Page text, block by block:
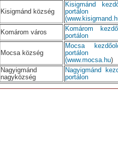
Kisigmánd község
Kisigmánd
portálon
Komárom város
Komárom
portálon
Mocsa község
Mocsa
portálon
(www.mocsa.hu)
Nagyigmánd
nagyközség
Nagyigmánd
portálon